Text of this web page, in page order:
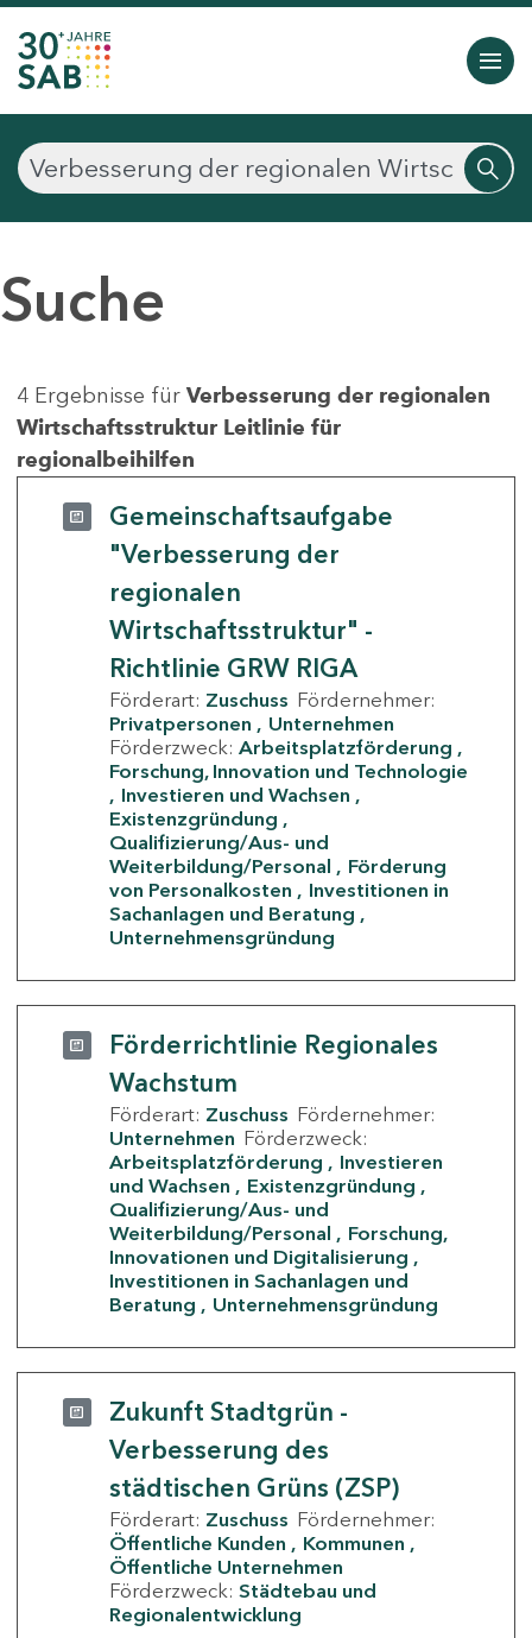
Suche
4 Ergebnisse für Verbesserung der regionalen
Wirtschaftsstruktur Leitlinie für
regionalbeihilfen
Gemeinschaftsaufgabe
"Verbesserung der
regionalen
Wirtschaftsstruktur" -
Richtlinie GRW RIGA
Förderart: Zuschuss Fördernehmer:
Privatpersonen
Unternehmen
Förderzweck: Arbeitsplatzförderung
Forschung, Innovation und Technologie
Investieren und Wachsen
Existenzgründung
Qualifizierung/Aus- und
Weiterbildung/Personal
Förderung
von Personalkosten
Investitionen in
Sachanlagen und Beratung
Unternehmensgründung
Förderrichtlinie Regionales
Wachstum
Förderart: Zuschuss Fördernehmer:
Unternehmen Förderzweck:
Arbeitsplatzförderung
Investieren
und Wachsen
Existenzgründung
Qualifizierung/Aus- und
Weiterbildung/Personal
Forschung,
Innovationen und Digitalisierung
Investitionen in Sachanlagen und
Beratung
Unternehmensgründung
Zukunft Stadtgrün -
Verbesserung des
städtischen Grüns (ZSP)
Förderart: Zuschuss Fördernehmer:
Öffentliche Kunden
Kommunen
Öffentliche Unternehmen
Förderzweck: Städtebau und
Regionalentwicklung